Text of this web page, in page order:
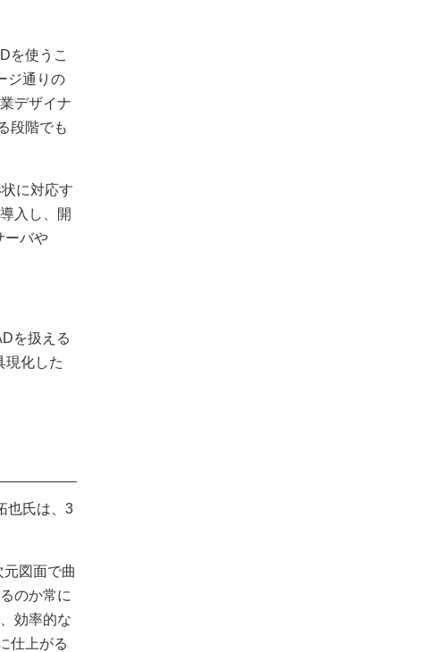
を使うこ
ジ通りの
デザイナ
段階でも
に対応す
入し、開
ーバや
を扱える
現化した
也氏は、3
図面で曲
のか常に
効率的な
仕上がる